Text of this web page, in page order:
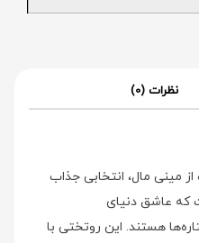
نظرات (0)
مینی‌ مال، انتخابی جذاب
که عاشق دنیای
هستند. این روتختی با